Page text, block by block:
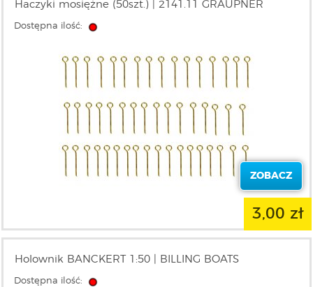
Haczyki mosiężne (50szt.) | 2141.11 GRAUPNER
Dostępna ilość:
ZOBACZ
3,00 zł
Holownik BANCKERT 1:50 | BILLING BOATS
Dostępna ilość: